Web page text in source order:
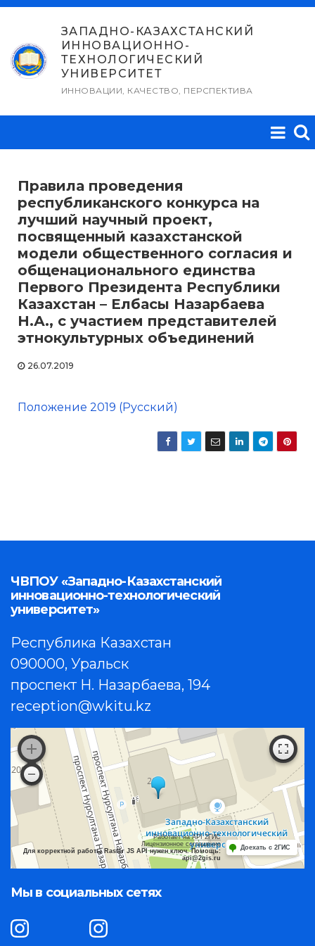
Перейти
содержимому
ЗАПАДНО-КАЗАХСТАНСКИЙ
ИННОВАЦИОННО-
ТЕХНОЛОГИЧЕСКИЙ
УНИВЕРСИТЕТ
ИННОВАЦИИ, КАЧЕСТВО, ПЕРСПЕКТИВА
Правила проведения
республиканского конкурса на
лучший научный проект,
посвященный казахстанской
модели общественного согласия и
общенационального единства
Первого Президента Республики
Казахстан – Елбасы Назарбаева
Н.А., с участием представителей
этнокультурных объединений
26.07.2019
Положение 2019 (Русский)
ЧВПОУ «Западно-Казахстанский
инновационно-технологический
университет»
Республика Казахстан
090000, Уральск
проспект Н. Назарбаева, 194
reception@wkitu.kz
Работает на API 2ГИС
Лицензионное соглашение
Для корректной работы Raster JS API нужен ключ. Помощь:
api@2gis.ru
Доехать с 2ГИС
Мы в социальных сетях